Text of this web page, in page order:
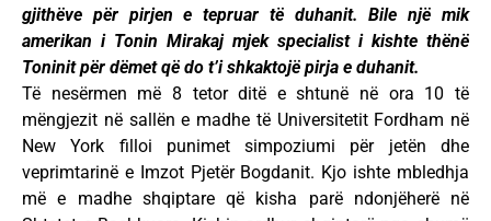
gjithëve për pirjen e tepruar të duhanit. Bile një mik
amerikan i Tonin Mirakaj mjek specialist i kishte thënë
Toninit për dëmet që do t’i shkaktojë pirja e duhanit.
Të nesërmen më 8 tetor ditë e shtunë në ora 10 të
mëngjezit në sallën e madhe të Universitetit Fordham në
New York filloi punimet simpoziumi për jetën dhe
veprimtarinë e Imzot Pjetër Bogdanit. Kjo ishte mbledhja
më e madhe shqiptare që kisha parë ndonjëherë në